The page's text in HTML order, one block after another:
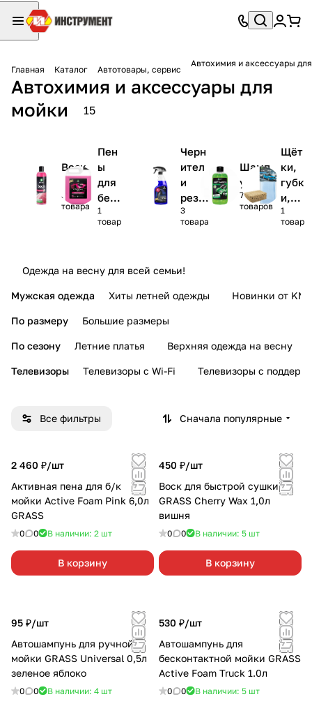
Главная Каталог Автотовары, сервис
Автохимия и аксессуары
Автохимия и аксессуары для
мойки
15
Воск
3
товара
Пен
ы
для
бес
кон
такт
ки
1
товар
Черн
ител
и
рези
ны
3
товара
Шамп
уни
7
товаров
Щёт
ки,
губк
и,
сал
фет
1
товар
Одежда на весну для всей семьи!
Мужская одежда Хиты летней одежды Новинки от KMI
По размеру Большие размеры
По сезону Летние платья Верхняя одежда на весну
Телевизоры Телевизоры с Wi-Fi Телевизоры с
Все фильтры Сначала популярные
2 460 ₽/шт
Активная пена для б/к
мойки Active Foam Pink 6,0л
GRASS
0 0 В наличии: 2 шт
В корзину
450 ₽/шт
Воск для быстрой сушки
GRASS Cherry Wax 1,0л
вишня
0 0 В наличии: 5 шт
В корзину
95 ₽/шт
Автошампунь для ручной
мойки GRASS Universal 0,5л
зеленое яблоко
0 0 В наличии: 4 шт
530 ₽/шт
Автошампунь для
бесконтактной мойки GRASS
Active Foam Truck 1.0л
0 0 В наличии: 5 шт